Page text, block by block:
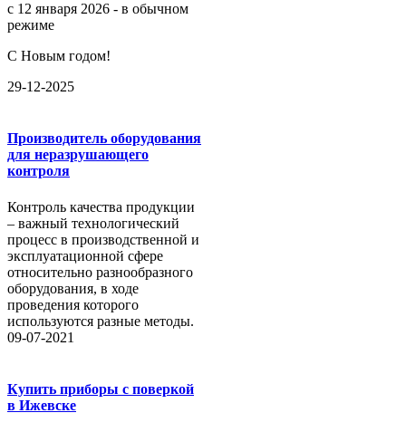
с 12 января 2026 - в обычном
режиме
С Новым годом!
29-12-2025
Производитель оборудования
для неразрушающего
контроля
Контроль качества продукции
– важный технологический
процесс в производственной и
эксплуатационной сфере
относительно разнообразного
оборудования, в ходе
проведения которого
используются разные методы.
09-07-2021
Купить приборы с поверкой
в Ижевске